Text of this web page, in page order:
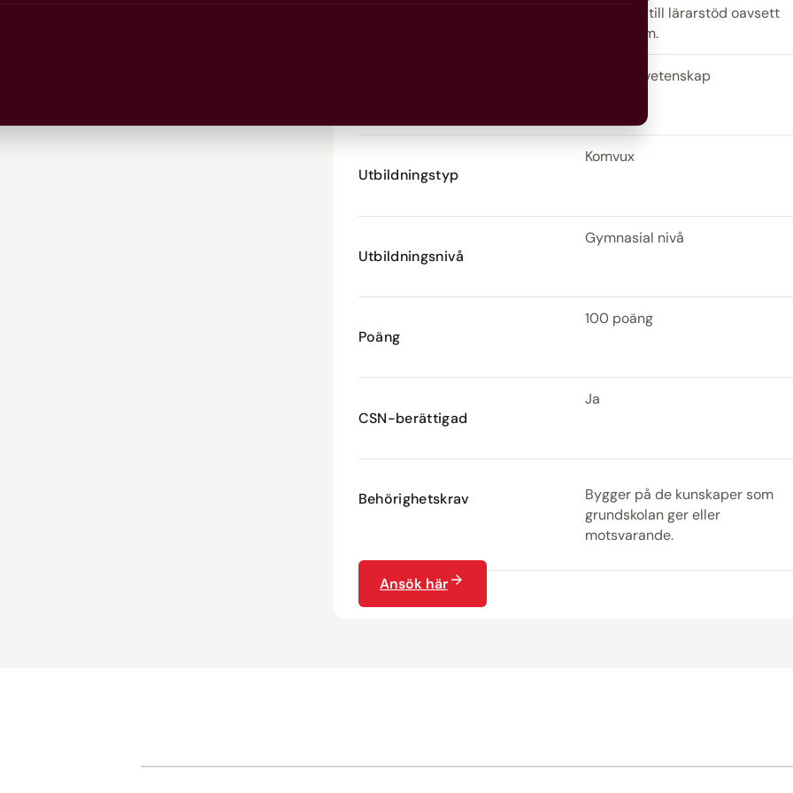
möjlighet till lärarstöd oavsett
studieform.
Samhällsvetenskap
Utbildningstyp
Komvux
Utbildningsnivå
Gymnasial nivå
Poäng
100 poäng
CSN-berättigad
Ja
Behörighetskrav
Bygger på de kunskaper som
grundskolan ger eller
motsvarande.
Ansök här